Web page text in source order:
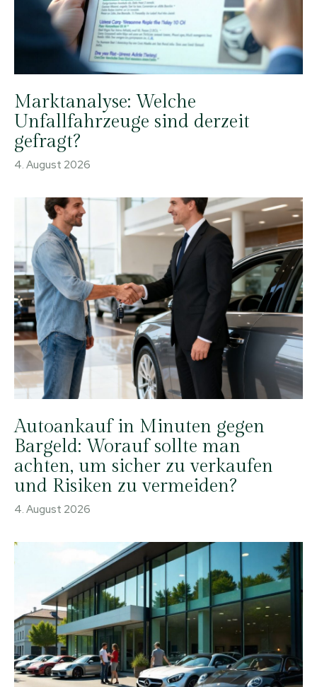
Marktanalyse: Welche
Unfallfahrzeuge sind derzeit
gefragt?
4. August 2026
Autoankauf in Minuten gegen
Bargeld: Worauf sollte man
achten, um sicher zu verkaufen
und Risiken zu vermeiden?
4. August 2026